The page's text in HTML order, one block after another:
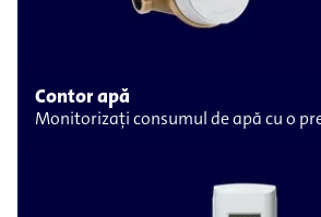
Contor apă
Monitorizați consumul de apă cu o